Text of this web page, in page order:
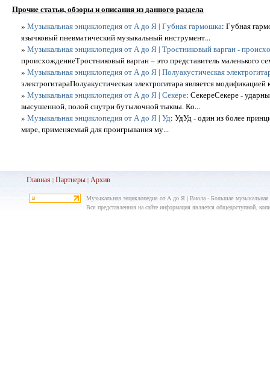
Прочие статьи, обзоры и описания из данного раздела
» Музыкальная энциклопедия от А до Я | Губная гармошка: Губная
язычковый пневматический музыкальный инструмент...
» Музыкальная энциклопедия от А до Я | Тростниковый варган -
происхождениеТростниковый варган – это представитель маленького
» Музыкальная энциклопедия от А до Я | Полуакустическая
электрогитараПолуакустическая электрогитара является модификацией
» Музыкальная энциклопедия от А до Я | Секере: СекереСекере -
высушенной, полой снутри бутылочной тыквы. Ко...
» Музыкальная энциклопедия от А до Я | Уд: УдУд - один из более
мире, применяемый для проигрывания му...
Главная |Партнеры |Архив
Музыкальная энциклопедия от А до Я | Виола - Большая
Вся представленная на сайте информация является общедоступной,